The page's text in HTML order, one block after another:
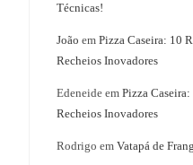
Técnicas!
João em Pizza Caseira: 10
Recheios Inovadores
Edeneide em Pizza Caseira:
Recheios Inovadores
Rodrigo em Vatapá de